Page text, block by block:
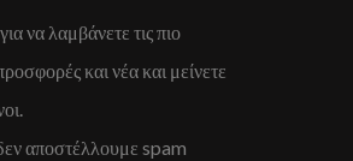
να λαμβάνετε τις πιο
και νέα και μείνετε
αποστέλλουμε spam